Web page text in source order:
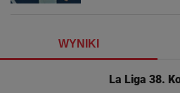
WYNIKI
La Liga 38.